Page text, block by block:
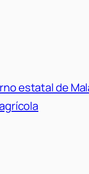
estatal de